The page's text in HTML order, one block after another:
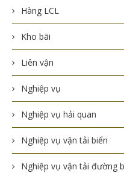
Hàng LCL
Kho bãi
Liên vận
Nghiệp vụ
Nghiệp vụ hải quan
Nghiệp vụ vận tải biển
Nghiệp vụ vận tải đường